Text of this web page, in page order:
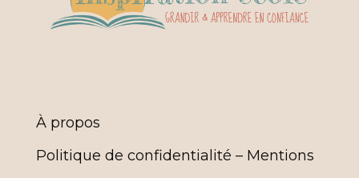
À propos
Politique de confidentialité – Mentions